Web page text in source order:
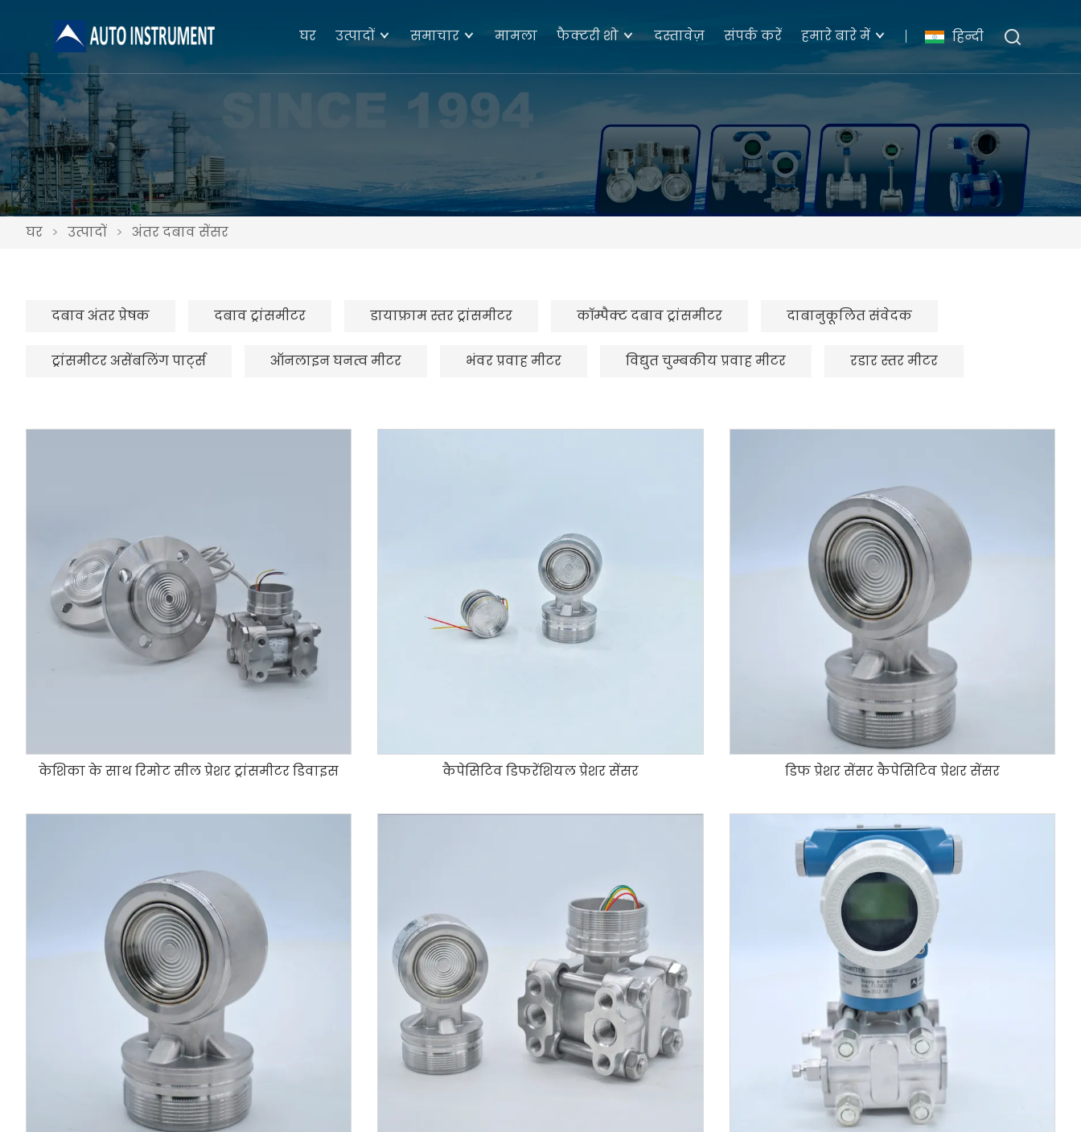
हिन्दी
घर उत्पादों समाचार मामला फैक्टरी शो दस्तावेज़ संपर्क करें हमारे बारे में
घर > उत्पादों > अंतर दबाव सेंसर
दबाव अंतर प्रेषक दबाव ट्रांसमीटर डायाफ्राम स्तर ट्रांसमीटर कॉम्पैक्ट दबाव ट्रांसमीटर दाबानुकूलित संवेदक
ट्रांसमीटर असेंबलिंग पार्ट्स ऑनलाइन घनत्व मीटर भंवर प्रवाह मीटर विद्युत चुम्बकीय प्रवाह मीटर रडार स्तर मीटर
केशिका के साथ रिमोट सील प्रेशर ट्रांसमीटर डिवाइस कैपेसिटिव डिफरेंशियल प्रेशर सेंसर डिफ प्रेशर सेंसर कैपेसिटिव प्रेशर सेंसर